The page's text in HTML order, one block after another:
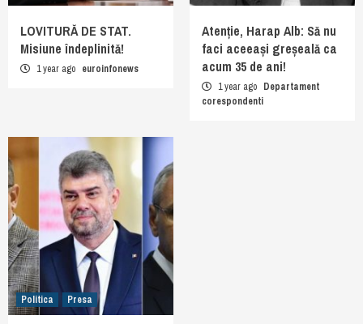
LOVITURĂ DE STAT.
Misiune îndeplinită!
1 year ago euroinfonews
Atenție, Harap Alb: Să nu
faci aceeași greșeală ca
acum 35 de ani!
1 year ago Departament
corespondenti
Politica Presa